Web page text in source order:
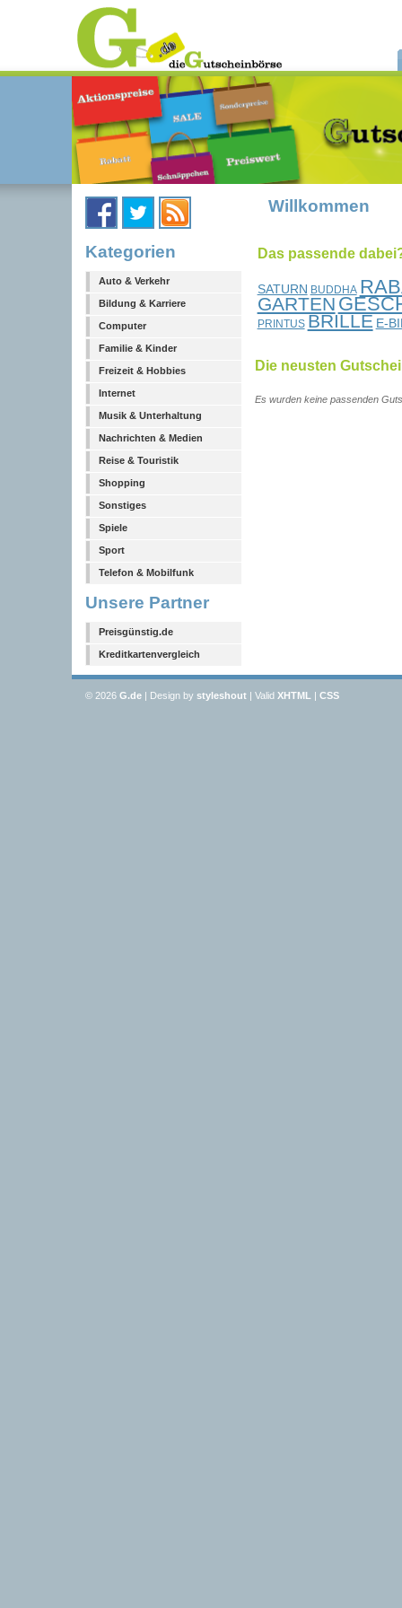
Kategorien
Auto & Verkehr
Bildung & Karriere
Computer
Familie & Kinder
Freizeit & Hobbies
Internet
Musik & Unterhaltung
Nachrichten & Medien
Reise & Touristik
Shopping
Sonstiges
Spiele
Sport
Telefon & Mobilfunk
Unsere Partner
Preisgünstig.de
Kreditkartenvergleich
Willkommen
Das passende
SATURN BUDDHA
GARTEN
PRINTUS BRILLE E-
Die neusten
Es wurden keine passenden
© 2026 G.de | Design by styleshout | Valid XHTML | CSS